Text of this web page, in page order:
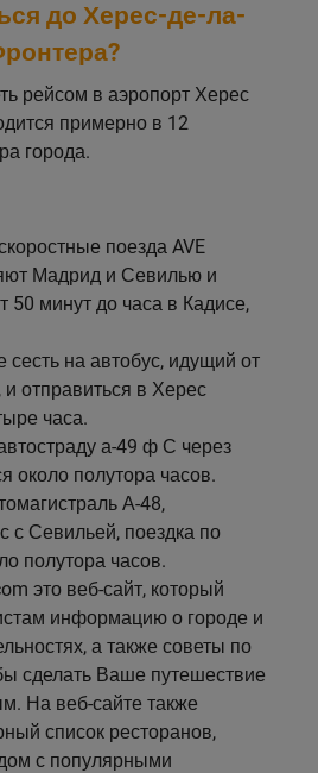
до Херес-де-ла-
рейсом в аэропорт Херес
примерно в 12
города.
поезда AVE
Мадрид и Севилью и
50 минут до часа в Кадисе,
на автобус, идущий от
отправиться в Херес
часа.
а-49 ф С через
около полутора часов.
А-48,
с Севильей, поездка по
полутора часов.
это веб-сайт, который
информацию о городе и
а также советы по
сделать Ваше путешествие
На веб-сайте также
список ресторанов,
с популярными